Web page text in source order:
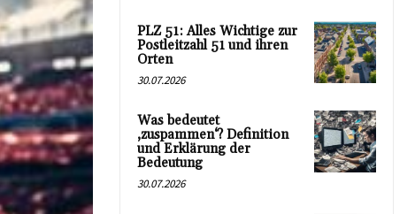
PLZ 51: Alles Wichtige zur
Postleitzahl 51 und ihren
Orten
30.07.2026
Was bedeutet
‚zuspammen‘? Definition
und Erklärung der
Bedeutung
30.07.2026